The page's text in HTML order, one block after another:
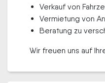
Verkauf von
Vermietung von
Beratung zu
Wir freuen uns auf